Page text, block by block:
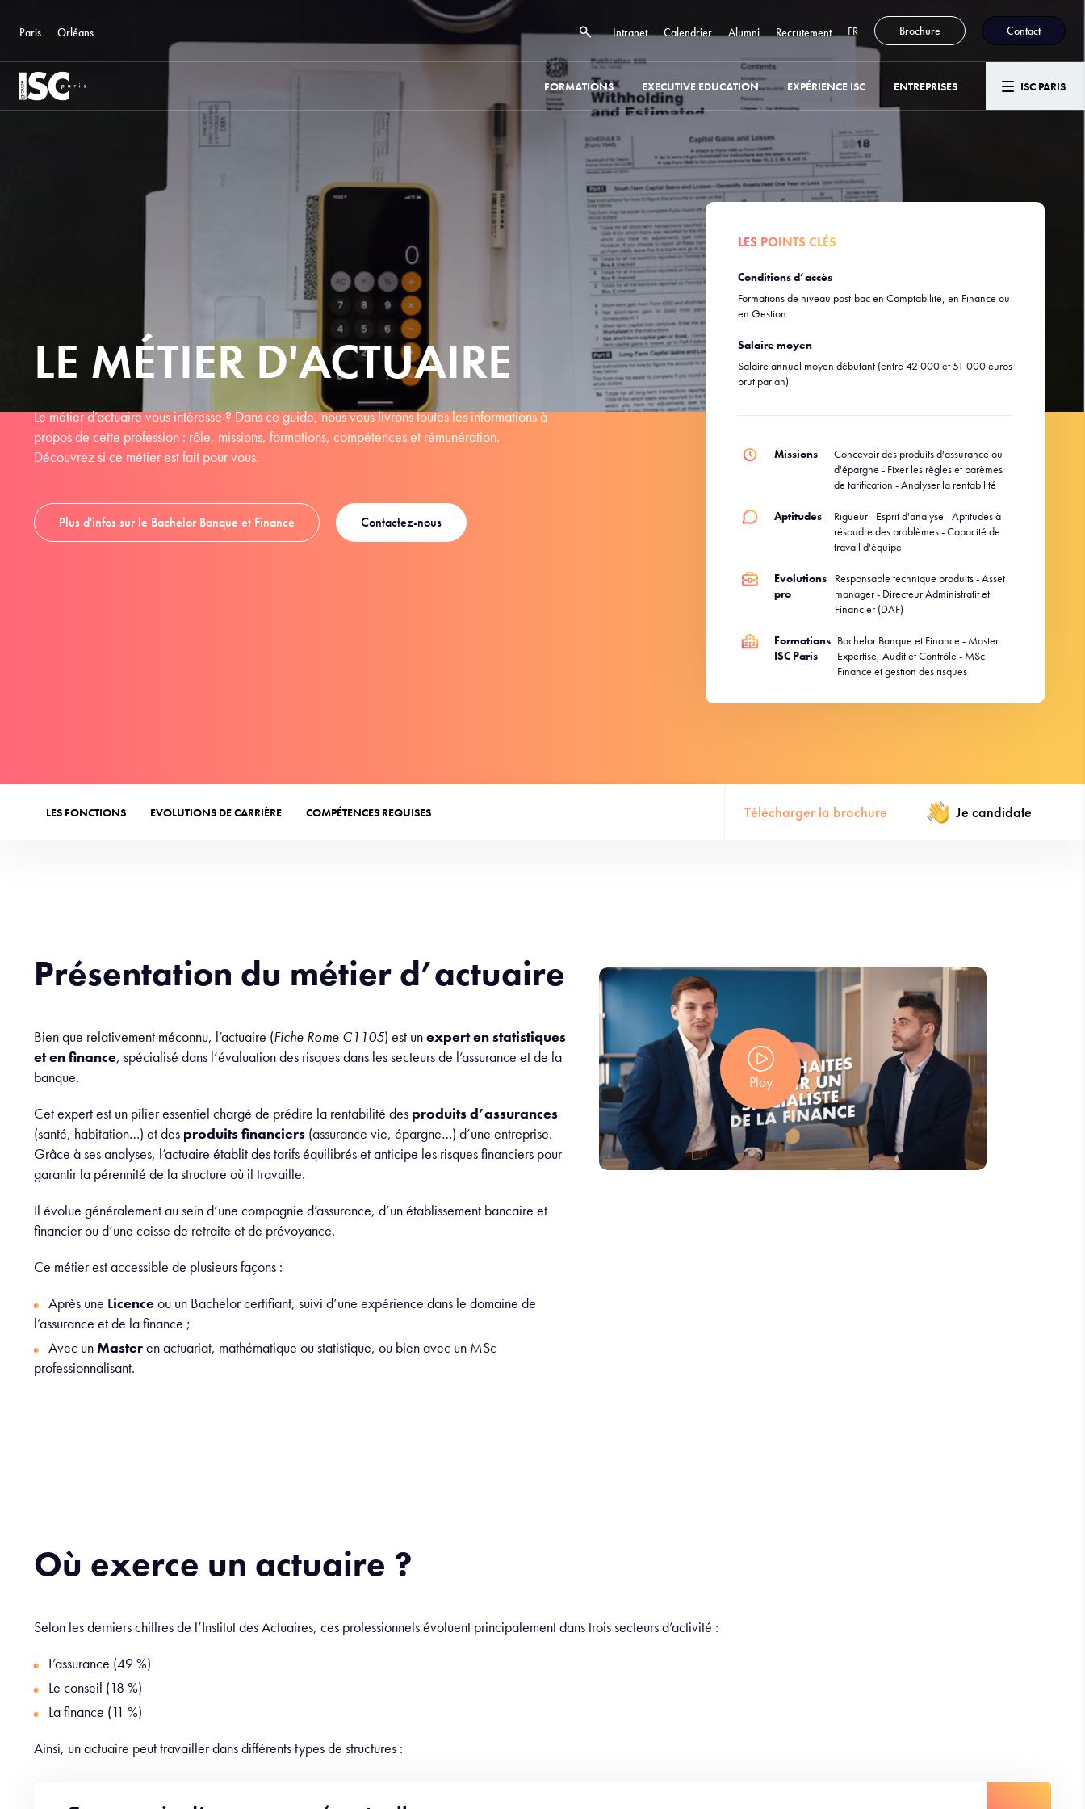
Paris Orléans Intranet Calendrier Alumni Recrutement FR Brochure Contact
FORMATIONS EXECUTIVE EDUCATION EXPÉRIENCE ISC ENTREPRISES ISC PARIS
LE MÉTIER D'ACTUAIRE
Le métier d’actuaire vous intéresse ? Dans ce guide, nous vous livrons toutes les informations à
propos de cette profession : rôle, missions, formations, compétences et rémunération.
Découvrez si ce métier est fait pour vous.
Plus d'infos sur le Bachelor Banque et Finance Contactez-nous
LES POINTS CLÉS
Conditions d’accès
Formations de niveau post-bac en Comptabilité, en Finance ou
en Gestion
Salaire moyen
Salaire annuel moyen débutant (entre 42 000 et 51 000 euros
brut par an)
Missions
Concevoir des produits d'assurance ou
d'épargne - Fixer les règles et barèmes
de tarification - Analyser la rentabilité
Aptitudes
Rigueur - Esprit d'analyse - Aptitudes à
résoudre des problèmes - Capacité de
travail d'équipe
Evolutions
pro
Responsable technique produits - Asset
manager - Directeur Administratif et
Financier (DAF)
Formations
ISC Paris
Bachelor Banque et Finance - Master
Expertise, Audit et Contrôle - MSc
Finance et gestion des risques
LES FONCTIONS EVOLUTIONS DE CARRIÈRE COMPÉTENCES REQUISES Télécharger la brochure Je candidate
Présentation du métier d’actuaire
Bien que relativement méconnu, l’actuaire (Fiche Rome C1105) est unexpert en statistiques
et en finance, spécialisé dans l’évaluation des risques dans les secteurs de l’assurance et de la
banque.
Cet expert est un pilier essentiel chargé de prédire la rentabilité des produits d’assurances
(santé, habitation…) et des produits financiers (assurance vie, épargne…) d’une entreprise.
Grâce à ses analyses, l’actuaire établit des tarifs équilibrés et anticipe les risques financiers pour
garantir la pérennité de la structure où il travaille.
Il évolue généralement au sein d’une compagnie d’assurance, d’un établissement bancaire et
financier ou d’une caisse de retraite et de prévoyance.
Ce métier est accessible de plusieurs façons :
Après une Licenceou un Bachelor certifiant, suivi d’une expérience dans le domaine de
l’assurance et de la finance ;
Avec unMasteren actuariat, mathématique ou statistique, ou bien avec un MSc
professionnalisant.
Play
Où exerce un actuaire ?
Selon les derniers chiffres de l’Institut des Actuaires, ces professionnels évoluent principalement dans trois secteurs d’activité :
L’assurance (49 %)
Le conseil (18 %)
La finance (11 %)
Ainsi, un actuaire peut travailler dans différents types de structures :